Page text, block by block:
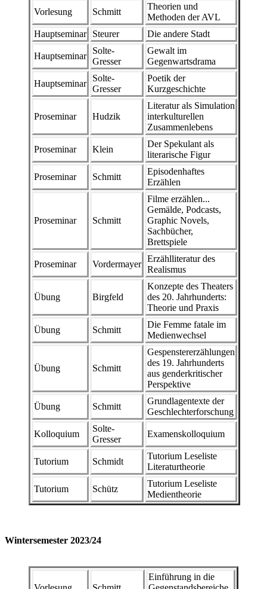
Vorlesung Schmitt
Theorien und
Methoden der AVL
Hauptseminar
Steurer Die andere Stadt
Hauptseminar
Solte-
Gresser
Gewalt im
Gegenwartsdrama
Hauptseminar
Solte-
Gresser
Poetik der
Kurzgeschichte
Proseminar Hudzik
Literatur als Simulation
interkulturellen
Zusammenlebens
Proseminar Klein
Der Spekulant als
literarische Figur
Proseminar Schmitt
Episodenhaftes
Erzählen
Proseminar Schmitt
Filme erzählen...
Gemälde, Podcasts,
Graphic Novels,
Sachbücher,
Brettspiele
Proseminar Vordermayer
Erzählliteratur des
Realismus
Übung Birgfeld
Konzepte des Theaters
des 20. Jahrhunderts:
Theorie und Praxis
Übung Schmitt
Die Femme fatale im
Medienwechsel
Übung Schmitt
Gespenstererzählungen
des 19. Jahrhunderts
aus genderkritischer
Perspektive
Übung Schmitt
Grundlagentexte der
Geschlechterforschung
Kolloquium
Solte-
Gresser
Examenskolloquium
Tutorium Schmidt
Tutorium Leseliste
Literaturtheorie
Tutorium Schütz
Tutorium Leseliste
Medientheorie
Wintersemester 2023/24
Einführung in die